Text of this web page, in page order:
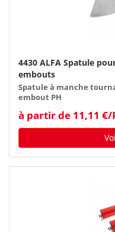
4430 ALFA Spatule
embouts
Spatule à manche
embout PH
à partir de 11,11 €/